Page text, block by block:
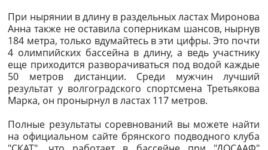
При нырянии в длину в раздельных ластах Миронова
Анна также не оставила соперникам шансов, нырнув
184 метра, только вдумайтесь в эти цифры. Это почти
4 олимпийских бассейна в длину, а ведь участнику
еще приходится разворачиваться под водой каждые
50 метров дистанции. Среди мужчин лучший
результат у волгоградского спортсмена Третьякова
Марка, он пронырнул в ластах 117 метров.
Полные результаты соревнований вы можете найти
на официальном сайте брянского подводного клуба